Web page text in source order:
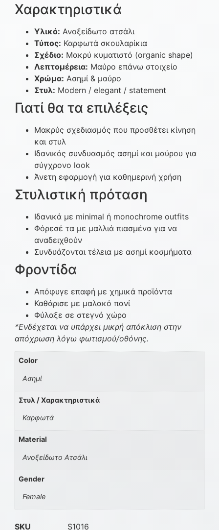
Χαρακτηριστικά
Υλικό: Ανοξείδωτο ατσάλι
Τύπος: Καρφωτά σκουλαρίκια
Σχέδιο: Μακρύ κυματιστό (organic shape)
Λεπτομέρεια: Μαύρο επάνω στοιχείο
Χρώμα: Ασημί & μαύρο
Στυλ: Modern / elegant / statement
Γιατί θα τα επιλέξεις
Μακρύς σχεδιασμός που προσθέτει κίνηση
και στυλ
Ιδανικός συνδυασμός ασημί και μαύρου για
σύγχρονο look
Άνετη εφαρμογή για καθημερινή χρήση
Στυλιστική πρόταση
Ιδανικά με minimal ή monochrome outfits
Φόρεσέ τα με μαλλιά πιασμένα για να
αναδειχθούν
Συνδυάζονται τέλεια με ασημί κοσμήματα
Φροντίδα
Απόφυγε επαφή με χημικά προϊόντα
Καθάρισε με μαλακό πανί
Φύλαξε σε στεγνό χώρο
*Ενδέχεται να υπάρχει μικρή απόκλιση στην
απόχρωση λόγω φωτισμού/οθόνης.
Color
Ασημί
Στυλ / Χαρακτηριστικά
Καρφωτά
Material
Ανοξείδωτο Ατσάλι
Gender
Female
SKU S1016